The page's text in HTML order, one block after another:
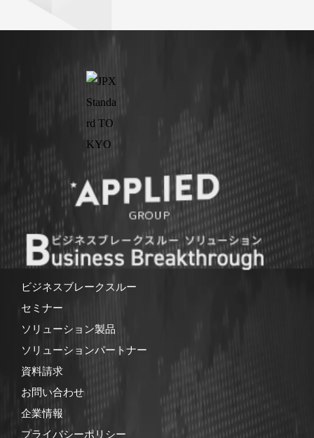
ビジネスブレークスルー
セミナー
ソリューション製品
ソリューションパートナー
資料請求
お問い合わせ
企業情報
プライバシーポリシー